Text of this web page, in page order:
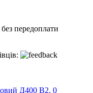
передоплати